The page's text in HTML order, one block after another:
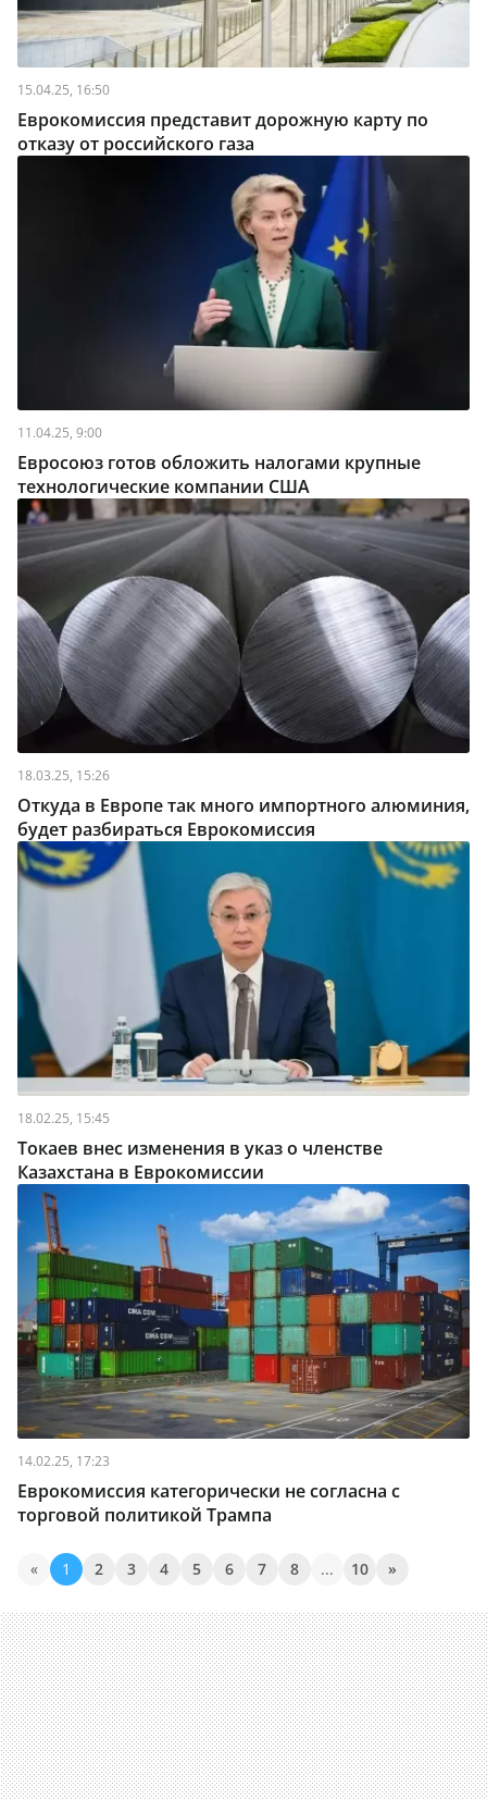
15.04.25, 16:50
Еврокомиссия представит дорожную карту по
отказу от российского газа
11.04.25, 9:00
Евросоюз готов обложить налогами крупные
технологические компании CША
18.03.25, 15:26
Откуда в Европе так много импортного алюминия,
будет разбираться Еврокомиссия
18.02.25, 15:45
Токаев внес изменения в указ о членстве
Казахстана в Еврокомиссии
14.02.25, 17:23
Еврокомиссия категорически не согласна с
торговой политикой Трампа
« 1 2 3 4 5 6 7 8 ... 10 »